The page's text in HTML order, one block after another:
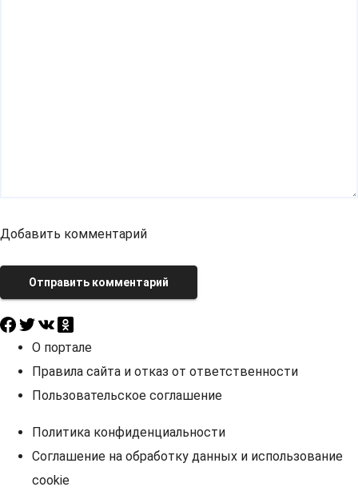
Добавить комментарий
Отправить комментарий
О портале
Правила сайта и отказ от ответственности
Пользовательское соглашение
Политика конфиденциальности
Соглашение на обработку данных и использование
cookie